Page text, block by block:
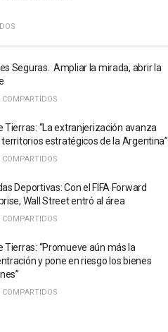
Seguras. Ampliar la mirada, abrir la
COMPARTIDOS
Tierras: “La extranjerización avanza
estratégicos de la Argentina”
COMPARTIDOS
Deportivas: Con el FIFA Forward
Wall Street entró al área
COMPARTIDOS
Tierras: “Promueve aún más la
y pone en riesgo los bienes
COMPARTIDOS